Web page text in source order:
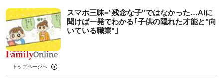
スマホ三昧="残念な子"ではなかった…AIに
聞けば一発でわかる｢子供の隠れた才能と"向
いている職業"｣
トップページへ